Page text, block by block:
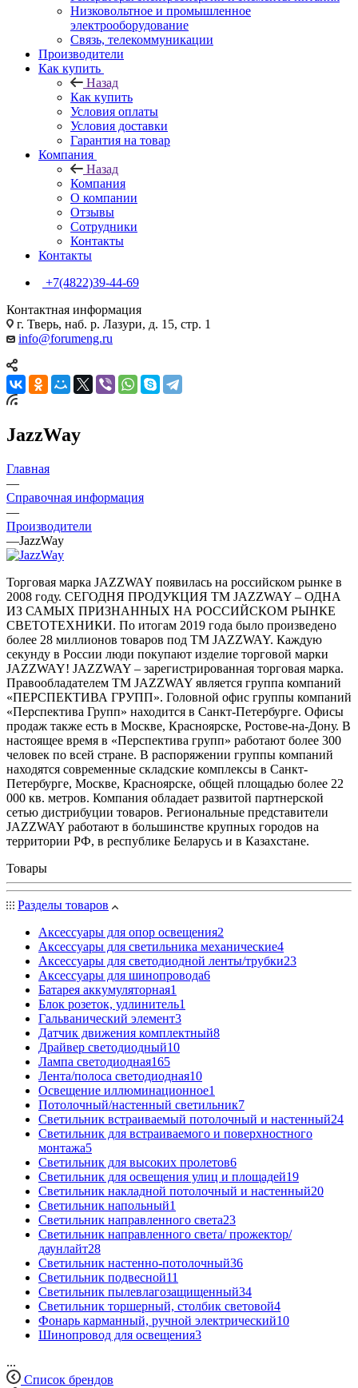
Низковольтное и промышленное
электрооборудование
Связь, телекоммуникации
Производители
Как купить
Назад
Как купить
Условия оплаты
Условия доставки
Гарантия на товар
Компания
Назад
Компания
О компании
Отзывы
Сотрудники
Контакты
Контакты
+7(4822)39-44-69
Контактная информация
г. Тверь, наб. р. Лазури, д. 15, стр. 1
info@forumeng.ru
JazzWay
Главная
—
Справочная информация
—
Производители
—JazzWay
Торговая марка JAZZWAY появилась на российском рынке в
2008 году. СЕГОДНЯ ПРОДУКЦИЯ ТМ JAZZWAY – ОДНА
ИЗ САМЫХ ПРИЗНАННЫХ НА РОССИЙСКОМ РЫНКЕ
СВЕТОТЕХНИКИ. По итогам 2019 года было произведено
более 28 миллионов товаров под ТМ JAZZWAY. Каждую
секунду в России люди покупают изделие торговой марки
JAZZWAY! JAZZWAY – зарегистрированная торговая марка.
Правообладателем ТМ JAZZWAY является группа компаний
«ПЕРСПЕКТИВА ГРУПП». Головной офис группы компаний
«Перспектива Групп» находится в Санкт-Петербурге. Офисы
продаж также есть в Москве, Красноярске, Ростове-на-Дону. В
настоящее время в «Перспектива групп» работают более 300
человек по всей стране. В распоряжении группы компаний
находятся современные складские комплексы в Санкт-
Петербурге, Москве, Красноярске, общей площадью более 22
000 кв. метров. Компания обладает развитой партнерской
сетью дистрибуции товаров. Региональные представители
JAZZWAY работают в большинстве крупных городов на
территории РФ, в республике Беларусь и в Казахстане.
Товары
Разделы товаров
Аксессуары для опор освещения2
Аксессуары для светильника механические4
Аксессуары для светодиодной ленты/трубки23
Аксессуары для шинопровода6
Батарея аккумуляторная1
Блок розеток, удлинитель1
Гальванический элемент3
Датчик движения комплектный8
Драйвер светодиодный10
Лампа светодиодная165
Лента/полоса светодиодная10
Освещение иллюминационное1
Потолочный/настенный светильник7
Светильник встраиваемый потолочный и настенный24
Светильник для встраиваемого и поверхностного
монтажа5
Светильник для высоких пролетов6
Светильник для освещения улиц и площадей19
Светильник накладной потолочный и настенный20
Светильник напольный1
Светильник направленного света23
Светильник направленного света/ прожектор/
даунлайт28
Светильник настенно-потолочный36
Светильник подвесной11
Светильник пылевлагозащищенный34
Светильник торшерный, столбик световой4
Фонарь карманный, ручной электрический10
Шинопровод для освещения3
...
Список брендов